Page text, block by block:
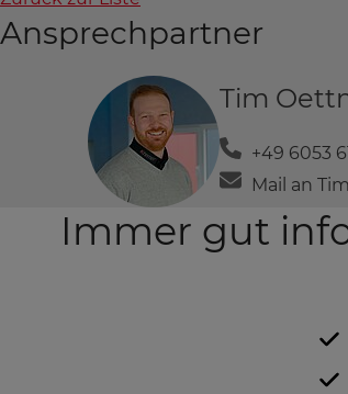
Ansprechpartner
Tim
+49 6053
Mail an
Immer gut